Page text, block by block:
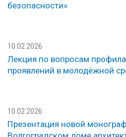
безопасности»
10.02.2026
Лекция по вопросам
проявлений в молодёжной
10.02.2026
Презентация новой